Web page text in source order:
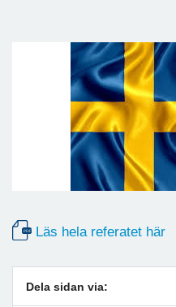
Läs hela referatet här
Dela sidan via: